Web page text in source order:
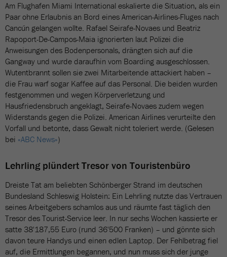
Am Flughafen Miami International eskalierte die Situation, als ein
Paar ohne Erlaubnis an Bord eines American-Airlines-Fluges nach
Cancún gelangen wollte. Rafael Seirafe-Novaes und Beatriz
Rapoport-De-Campos-Maia ignorierten laut Polizei die
Anweisungen des Bodenpersonals, drängten sich auf die
Gangway und wurde daraufhin vom Boarding ausgeschlossen.
Wutentbrannt sollen sie zwei Mitarbeitende attackiert haben –
die Frau warf sogar Kaffee auf das Personal. Die beiden wurden
festgenommen und wegen Körperverletzung und
Hausfriedensbruch angeklagt, Seirafe-Novaes zudem wegen
Widerstands gegen die Polizei. American Airlines verurteilte den
Vorfall und betonte, dass Gewalt nicht toleriert werde. (Gelesen
bei «ABC News»)
Lehrling plündert Tresor von Touristenbüro
Dreiste Tat am beliebten Schönberger Strand im deutschen
Bundesland Schleswig Holstein: Ein Lehrling nutzte das Vertrauen
seines Arbeitgebers schamlos aus und räumte fast täglich den
Tresor des Tourist-Service leer. In nur sechs Wochen kassierte er
satte 38'187,55 Euro (rund 36'500 Franken) – und gönnte sich
davon teure Handys und einen edlen Laptop. Der Fehlbetrag fiel
auf, die Ermittlungen begannen, und nun muss sich der junge